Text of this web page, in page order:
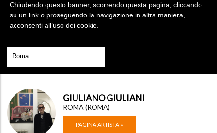
GIULIANO GIULIANI
ROMA (ROMA)
PAGINA ARTISTA »
Chiudendo questo banner, scorrendo questa pagina, cliccando
su un link o proseguendo la navigazione in altra maniera,
acconsenti all’uso dei cookie.